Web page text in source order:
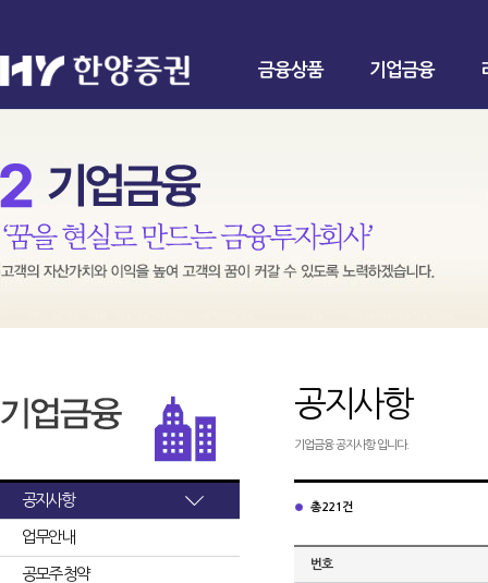
금융상품 기업금융
공지사항
업무안내
공모주 청약
공지사항
기업금융 공지사항 입니다.
총 221건
번호